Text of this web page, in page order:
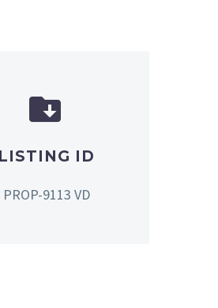


LISTING ID
PROP-9113 VD